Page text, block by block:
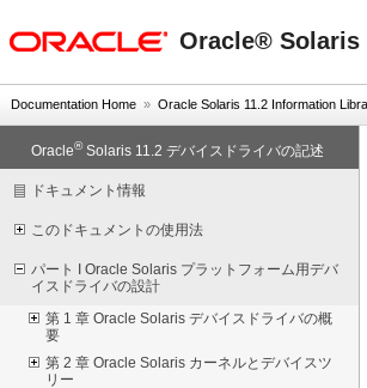
Oracle® Solaris
Documentation Home » Oracle Solaris 11.2 Information
Oracle®Solaris 11.2 デバイスドライバの記述
ドキュメント情報
このドキュメントの使用法
パート I Oracle Solaris プラットフォーム用デバ
イスドライバの設計
第 1 章 Oracle Solaris デバイスドライバの概
要
第 2 章 Oracle Solaris カーネルとデバイスツ
リー